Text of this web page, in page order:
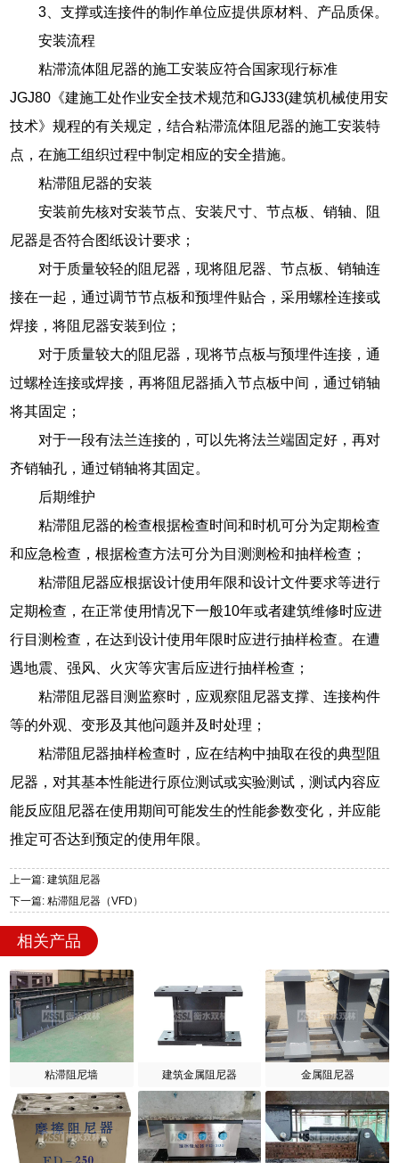
3、支撑或连接件的制作单位应提供原材料、产品质保。
安装流程
粘滞流体阻尼器的施工安装应符合国家现行标准
JGJ80《建施工处作业安全技术规范和GJ33(建筑机械使用安
技术》规程的有关规定，结合粘滞流体阻尼器的施工安装特
点，在施工组织过程中制定相应的安全措施。
粘滞阻尼器的安装
安装前先核对安装节点、安装尺寸、节点板、销轴、阻
尼器是否符合图纸设计要求；
对于质量较轻的阻尼器，现将阻尼器、节点板、销轴连
接在一起，通过调节节点板和预埋件贴合，采用螺栓连接或
焊接，将阻尼器安装到位；
对于质量较大的阻尼器，现将节点板与预埋件连接，通
过螺栓连接或焊接，再将阻尼器插入节点板中间，通过销轴
将其固定；
对于一段有法兰连接的，可以先将法兰端固定好，再对
齐销轴孔，通过销轴将其固定。
后期维护
粘滞阻尼器的检查根据检查时间和时机可分为定期检查
和应急检查，根据检查方法可分为目测测检和抽样检查；
粘滞阻尼器应根据设计使用年限和设计文件要求等进行
定期检查，在正常使用情况下一般10年或者建筑维修时应进
行目测检查，在达到设计使用年限时应进行抽样检查。在遭
遇地震、强风、火灾等灾害后应进行抽样检查；
粘滞阻尼器目测监察时，应观察阻尼器支撑、连接构件
等的外观、变形及其他问题并及时处理；
粘滞阻尼器抽样检查时，应在结构中抽取在役的典型阻
尼器，对其基本性能进行原位测试或实验测试，测试内容应
能反应阻尼器在使用期间可能发生的性能参数变化，并应能
推定可否达到预定的使用年限。
上一篇: 建筑阻尼器
下一篇: 粘滞阻尼器（VFD）
相关产品
粘滞阻尼墙 建筑金属阻尼器 金属阻尼器